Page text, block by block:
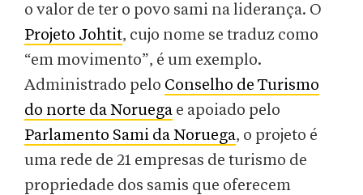
o valor de ter o povo sami na liderança. O
Projeto Johtit, cujo nome se traduz como
“em movimento”, é um exemplo.
Administrado pelo Conselho de Turismo
do norte da Noruega e apoiado pelo
Parlamento Sami da Noruega, o projeto é
uma rede de 21 empresas de turismo de
propriedade dos samis que oferecem